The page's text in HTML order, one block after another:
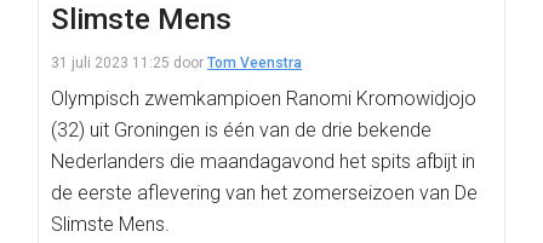
Slimste Mens
31 juli 2023 11:25 door Tom Veenstra
Olympisch zwemkampioen Ranomi Kromowidjojo
(32) uit Groningen is één van de drie bekende
Nederlanders die maandagavond het spits afbijt in
de eerste aflevering van het zomerseizoen van De
Slimste Mens.